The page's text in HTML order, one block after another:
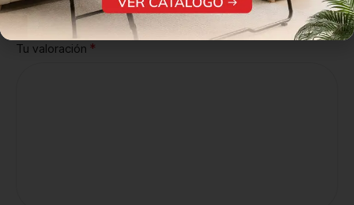
Tu puntuación*
Tu valoración *